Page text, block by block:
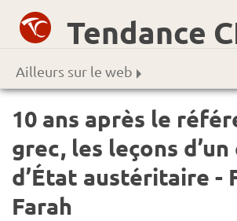
Tendance
Ailleurs sur le web
10 ans après le
grec, les leçons d’un
d’État austéritaire -
Farah